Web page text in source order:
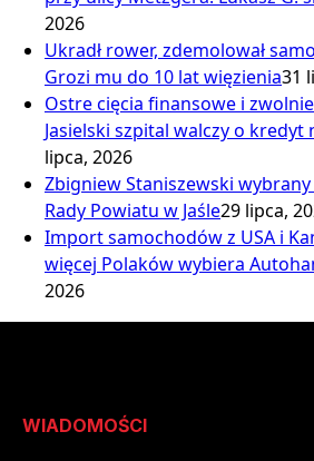
2026
Ukradł rower, zdemolował
Grozi mu do 10 lat więzienia31
Ostre cięcia finansowe i
Jasielski szpital walczy o
lipca, 2026
Zbigniew Staniszewski
Rady Powiatu w Jaśle29 lipca,
Import samochodów z USA i
więcej Polaków wybiera
2026
WIADOMOŚCI